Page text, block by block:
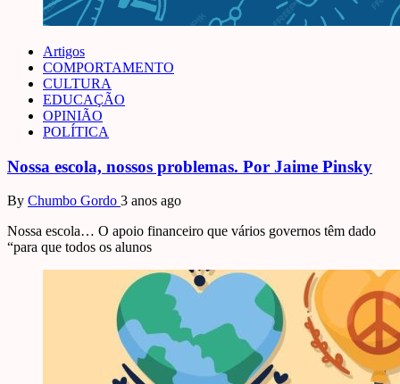
Artigos
COMPORTAMENTO
CULTURA
EDUCAÇÃO
OPINIÃO
POLÍTICA
Nossa escola, nossos problemas. Por Jaime Pinsky
By Chumbo Gordo 3 anos ago
Nossa escola… O apoio financeiro que vários governos têm dado
“para que todos os alunos